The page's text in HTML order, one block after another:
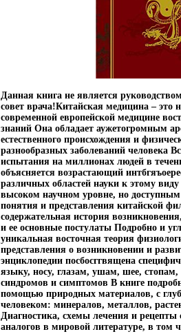
Данная книга не является
совет врача!Китайская медицина – это
современной европейской медицине
знаний Она обладает аужетогромным
естественного происхождения и
разнообразных заболеваний человека
испытания на миллионах людей в
объясняется возрастающий
различных областей науки к этому
высоком научном уровне, но
понятия и представления китайской
содержательная история
и ее основные постулаты Подробно и
уникальная восточная теория
представления о возникновении и
энциклопедии посбосггвящена
языку, носу, глазам, ушам, шее,
синдромов и симптомов В книге
помощью природных материалов, с
человеком: минералов, металлов,
Диагностика, схемы лечения и
аналогов в мировой литературе, в том